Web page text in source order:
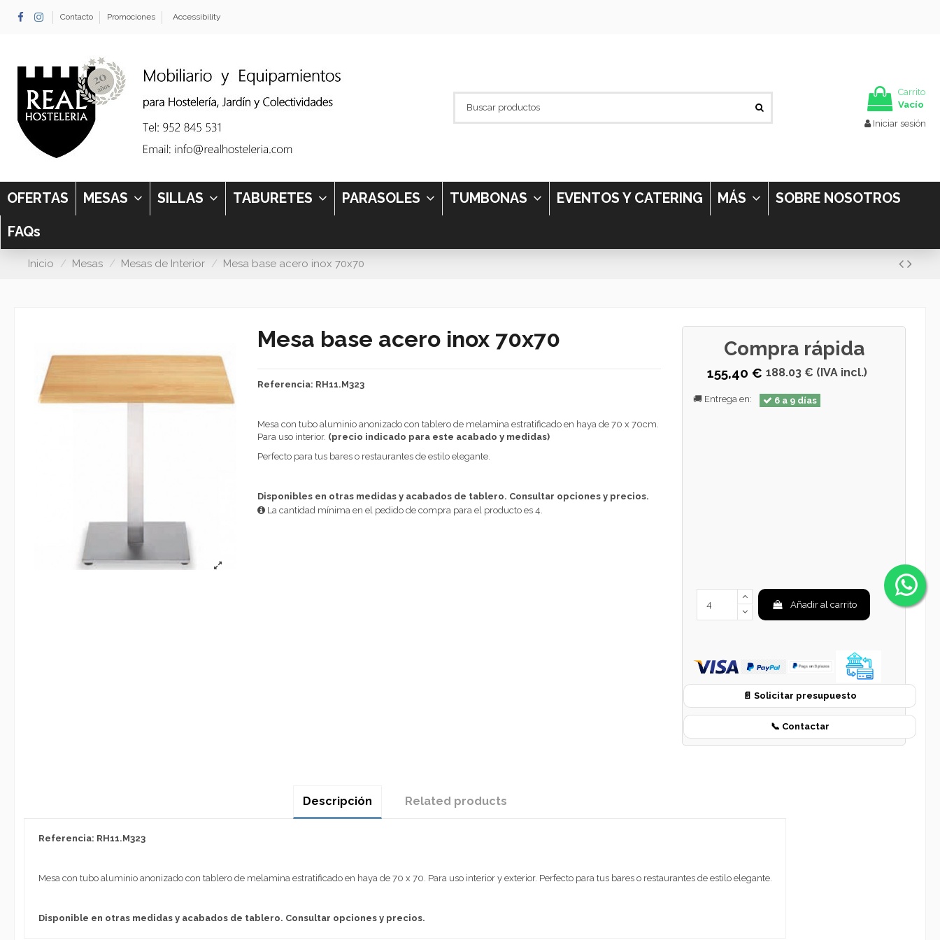
Contacto Promociones Accessibility
Carrito
Vacío
Iniciar sesión
OFERTAS MESAS SILLAS TABURETES PARASOLES TUMBONAS EVENTOS Y CATERING MÁS SOBRE NOSOTROS
FAQs
Inicio Mesas Mesas de Interior Mesa base acero inox 70x70
Mesa base acero inox 70x70
Referencia: RH11.M323
Mesa con tubo aluminio anonizado con tablero de melamina estratificado en haya de 70 x 70cm.
Para uso interior. (precio indicado para este acabado y medidas)
Perfecto para tus bares o restaurantes de estilo elegante.
Disponibles en otras medidas y acabados de tablero. Consultar opciones y precios.
Añadir al carrito
La cantidad mínima en el pedido de compra para el producto es 4.
Compra rápida
155,40 € 188.03 € (IVA incl.)
🚚 Entrega en: 6 a 9 días
📄 Solicitar presupuesto
📞 Contactar
Descripción Related products
Referencia: RH11.M323
Mesa con tubo aluminio anonizado con tablero de melamina estratificado en haya de 70 x 70. Para uso interior y exterior. Perfecto para tus bares o restaurantes de estilo elegante.
Disponible en otras medidas y acabados de tablero. Consultar opciones y precios.